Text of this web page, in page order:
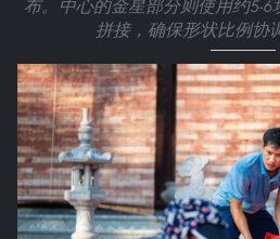
布。中心的金星部分则使用约5-
拼接，确保形状比例协